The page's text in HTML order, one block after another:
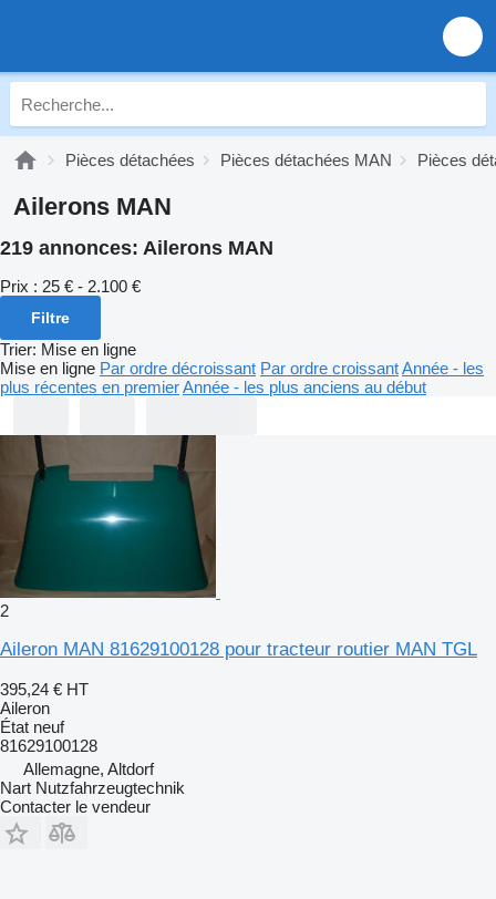
Pièces détachées Pièces détachées MAN Pièces
Ailerons MAN
219 annonces: Ailerons MAN
Prix : 25 € - 2.100 €
Filtre
Trier: Mise en ligne
Mise en ligne Par ordre décroissant Par ordre croissantAnnée - les
plus récentes en premierAnnée - les plus anciens au début
2
Aileron MAN 81629100128 pour tracteur routier MAN TGL
395,24 € HT
Aileron
État neuf
81629100128
Allemagne, Altdorf
Nart Nutzfahrzeugtechnik
Contacter le vendeur